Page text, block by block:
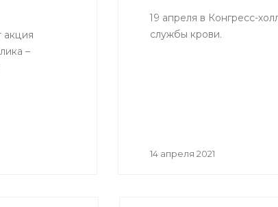
акция
–
19 апреля в Конгресс-
службы крови.
14 апреля 2021